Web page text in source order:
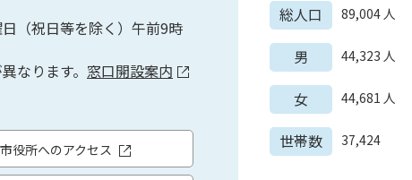
（祝日等を除く）午前9時
なります。 窓口開設案内
市役所へのアクセス
総人口 89,004人
男 44,323 人
女 44,681 人
世帯数 37,424